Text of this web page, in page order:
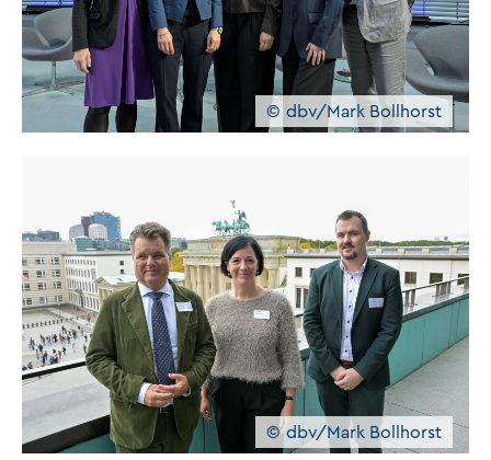
dbv/Mark Bollhorst
dbv/Mark Bollhorst